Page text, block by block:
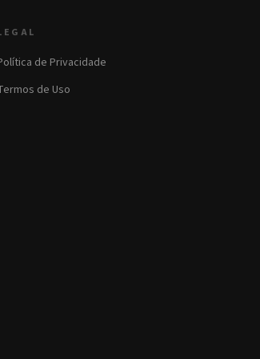
de Privacidade
de Uso